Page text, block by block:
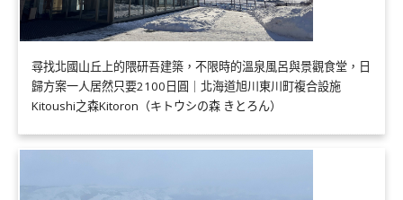
尋找北國山丘上的隈研吾建築，不限時的溫泉風呂與景觀食堂，日
歸方案一人居然只要2100日圓｜北海道旭川東川町複合設施
Kitoushi之森Kitoron（キトウシの森 きとろん）